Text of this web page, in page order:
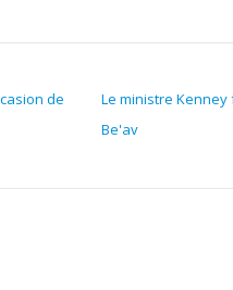
de
Le ministre
Be'av